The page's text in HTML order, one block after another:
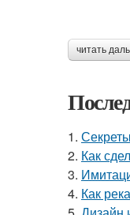
читать
1.
2. Как
3.
4. Как